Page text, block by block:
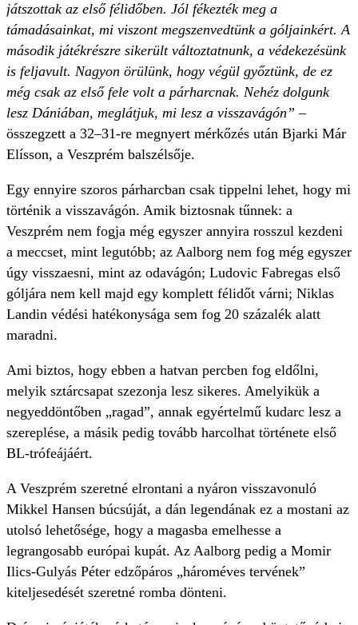
játszottak az első félidőben. Jól fékezték meg a
támadásainkat, mi viszont megszenvedtünk a góljainkért. A
második játékrészre sikerült változtatnunk, a védekezésünk
is feljavult. Nagyon örülünk, hogy végül győztünk, de ez
még csak az első fele volt a párharcnak. Nehéz dolgunk
lesz Dániában, meglátjuk, mi lesz a visszavágón”–
összegzett a 32–31-re megnyert mérkőzés után Bjarki Már
Elísson, a Veszprém balszélsője.
Egy ennyire szoros párharcban csak tippelni lehet, hogy mi
történik a visszavágón. Amik biztosnak tűnnek: a
Veszprém nem fogja még egyszer annyira rosszul kezdeni
a meccset, mint legutóbb; az Aalborg nem fog még egyszer
úgy visszaesni, mint az odavágón; Ludovic Fabregas első
góljára nem kell majd egy komplett félidőt várni; Niklas
Landin védési hatékonysága sem fog 20 százalék alatt
maradni.
Ami biztos, hogy ebben a hatvan percben fog eldőlni,
melyik sztárcsapat szezonja lesz sikeres. Amelyikük a
negyeddöntőben „ragad”, annak egyértelmű kudarc lesz a
szereplése, a másik pedig tovább harcolhat története első
BL-trófeájáért.
A Veszprém szeretné elrontani a nyáron visszavonuló
Mikkel Hansen búcsúját, a dán legendának ez a mostani az
utolsó lehetősége, hogy a magasba emelhesse a
legrangosabb európai kupát. Az Aalborg pedig a Momir
Ilics-Gulyás Péter edzőpáros „hároméves tervének”
kiteljesedését szeretné romba dönteni.